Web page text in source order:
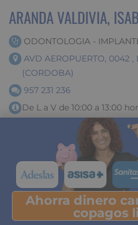
ARANDA VALDIVIA,
ODONTOLOGIA -
AVD AEROPUERTO, 0042
(CORDOBA)
957 231 236
De L a V de 10:00 a 13:00
ARANDILLA CASTRO, SL
Ahorra dinero
copagos
Pulsa y